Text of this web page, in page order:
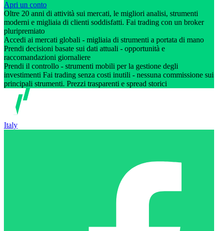
Apri un conto
Oltre 20 anni di attività sui mercati, le migliori analisi, strumenti
moderni e migliaia di clienti soddisfatti. Fai trading con un broker
pluripremiato
Accedi ai mercati globali - migliaia di strumenti a portata di mano
Prendi decisioni basate sui dati attuali - opportunità e
raccomandazioni giornaliere
Prendi il controllo - strumenti mobili per la gestione degli
investimenti Fai trading senza costi inutili - nessuna commissione sui
principali strumenti. Prezzi trasparenti e spread storici
Italy